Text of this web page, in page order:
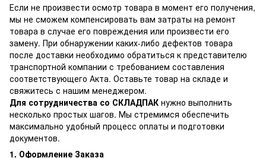
Если не произвести осмотр товара в момент его получения,
мы не сможем компенсировать вам затраты на ремонт
товара в случае его повреждения или произвести его
замену. При обнаружении каких-либо дефектов товара
после доставки необходимо обратиться к представителю
транспортной компании с требованием составления
соответствующего Акта. Оставьте товар на складе и
свяжитесь с нашим менеджером.
Для сотрудничества со СКЛАДПАК нужно выполнить
несколько простых шагов. Мы стремимся обеспечить
максимально удобный процесс оплаты и подготовки
документов.
1. Оформление Заказа